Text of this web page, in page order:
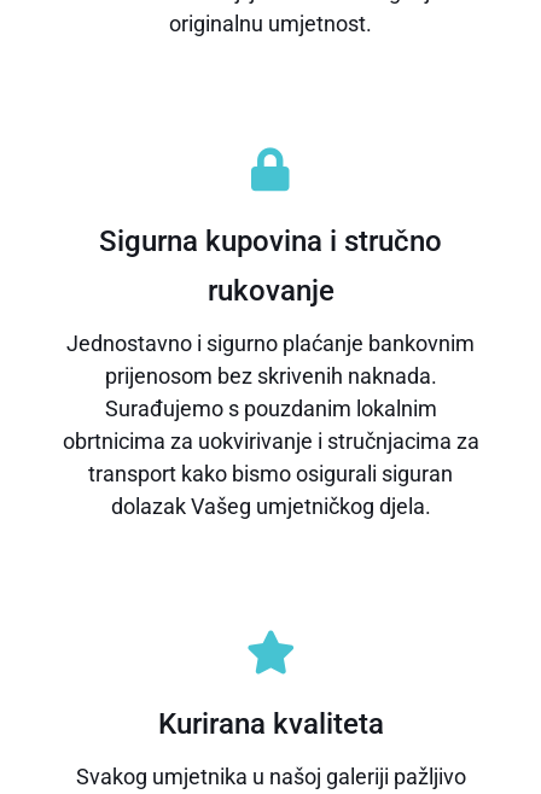
originalnu umjetnost.
Sigurna kupovina i stručno
rukovanje
Jednostavno i sigurno plaćanje bankovnim
prijenosom bez skrivenih naknada.
Surađujemo s pouzdanim lokalnim
obrtnicima za uokvirivanje i stručnjacima za
transport kako bismo osigurali siguran
dolazak Vašeg umjetničkog djela.
Kurirana kvaliteta
Svakog umjetnika u našoj galeriji pažljivo